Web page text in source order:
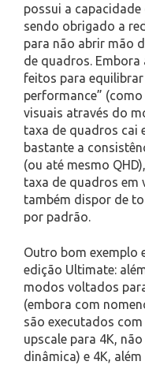
possui a
sendo obrigado a
para não abrir mão
de quadros.
feitos para
performance”
visuais através do
taxa de quadros cai
bastante a
(ou até mesmo
taxa de quadros em
também dispor de
por padrão.
Outro bom exemplo
edição Ultimate:
modos voltados
(embora com
são executados
upscale para 4K,
dinâmica) e 4K,